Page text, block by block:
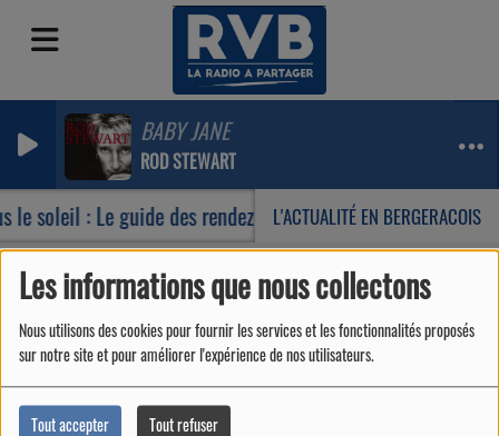
Les informations que nous collectons
Nous utilisons des cookies pour fournir les services et les fonctionnalités proposés
sur notre site et pour améliorer l'expérience de nos utilisateurs.
Tout accepter Tout refuser
BABY JANE
ROD STEWART
L'ACTUALITÉ EN BERGERACOIS
le soleil : Le guide des rendez-vous incontournables de
Emissions De bons matins !
De bons matins !